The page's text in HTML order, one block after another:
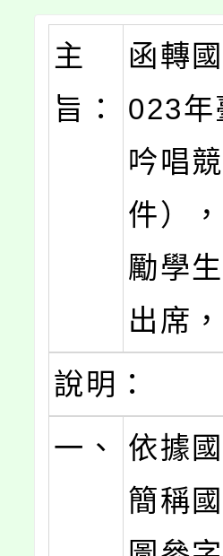
主
旨：
函轉
023年
吟唱
件）
勵學
出席
說明：
一、
依據
簡稱